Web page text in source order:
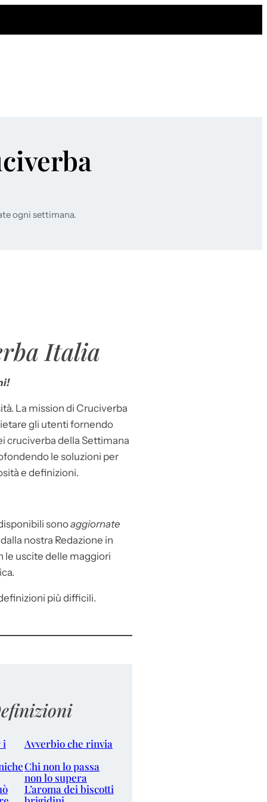
ogni settimana.
Italia
La mission di Cruciverba
gli utenti fornendo
cruciverba della Settimana
le soluzioni per
e definizioni.
sonoaggiornate
dalla nostra Redazione in
le uscite delle maggiori
più difficili.
i
Avverbio che rinvia
Chi non lo passa
non lo supera
L’aroma dei biscotti